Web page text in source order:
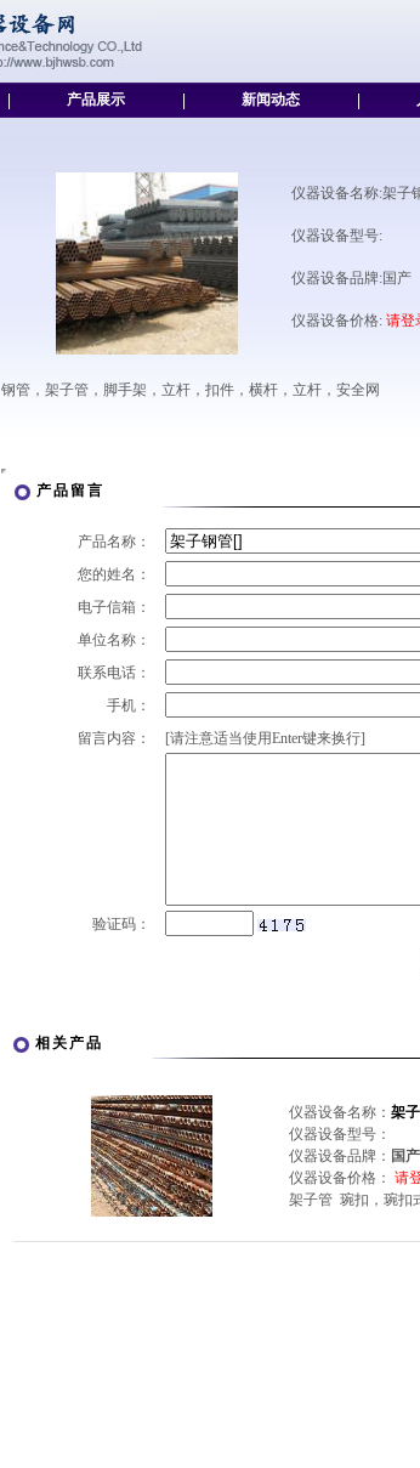
产品展示 新闻动态
仪器设备名称:架子
仪器设备型号:
仪器设备品牌:国产
仪器设备价格: 请登
钢管，架子管，脚手架，立杆，扣件，横杆，立杆，安全网
产品留言
产品名称：
您的姓名：
电子信箱：
单位名称：
联系电话：
手机：
留言内容：
[请注意适当使用Enter键来换行]
验证码：
相关产品
仪器设备名称： 架
仪器设备型号：
仪器设备品牌： 国产
仪器设备价格： 请
架子管 琬扣，琬扣